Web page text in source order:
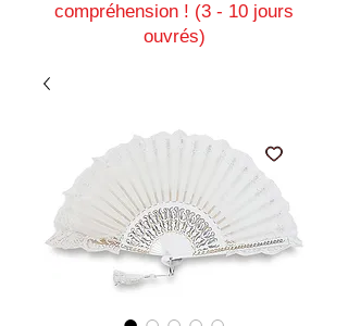
compréhension ! (3 - 10 jours
ouvrés)